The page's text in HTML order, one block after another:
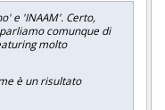
e 'INAAM'. Certo,
comunque di
molto
è un risultato